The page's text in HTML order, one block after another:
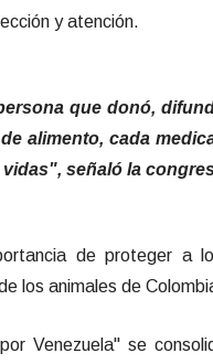
y atención.
que donó,
alimento, cada
señaló la
de proteger a
los animales de
Venezuela" se